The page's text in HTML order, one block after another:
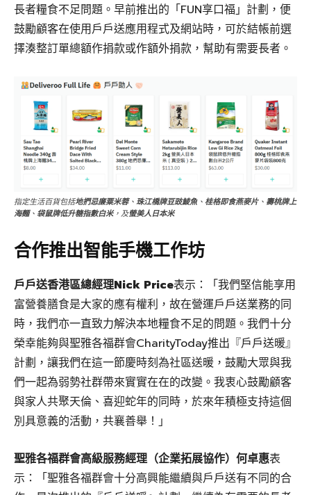
長者糧食不足問題。早前推出的「FUN享口福」計劃，便
鼓勵顧客在使用戶戶送應用程式及網站時，可於結帳前選
擇湊整訂單總額作捐款或作額外捐款，幫助有需要長者。
指定生活百貨包括地捫忌廉粟米蓉、珠江橋牌豆豉鯪魚、 桂格即食燕麥片、 壽桃牌上
海麵、袋鼠牌低升糖指數白米，及螢美人日本米
合作推出智能手機工作坊
戶戶送香港區總經理Nick Price表示：「我們堅信能享用
富營養膳食是大家的應有權利，故在營運戶戶送業務的同
時，我們亦一直致力解決本地糧食不足的問題。我們十分
榮幸能夠與聖雅各福群會CharityToday推出『戶戶送暖』
計劃，讓我們在這一節慶時刻為社區送暖，鼓勵大眾與我
們一起為弱勢社群帶來實實在在的改變。我衷心鼓勵顧客
與家人共聚天倫、喜迎蛇年的同時，於來年積極支持這個
別具意義的活動，共襄善舉！」
聖雅各福群會高級服務經理（企業拓展協作）何卓惠表
示：「聖雅各福群會十分高興能繼續與戶戶送有不同的合